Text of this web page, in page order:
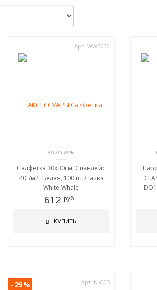
Арт. WW3030
АКСЕССУАРЫ
Салфетка 30х30см, Спанлейс
40г/м2, Белая, 100 шт/пачка
White Whale
612 руб.-
КУПИТЬ
Арт. Ns005
- 29 %